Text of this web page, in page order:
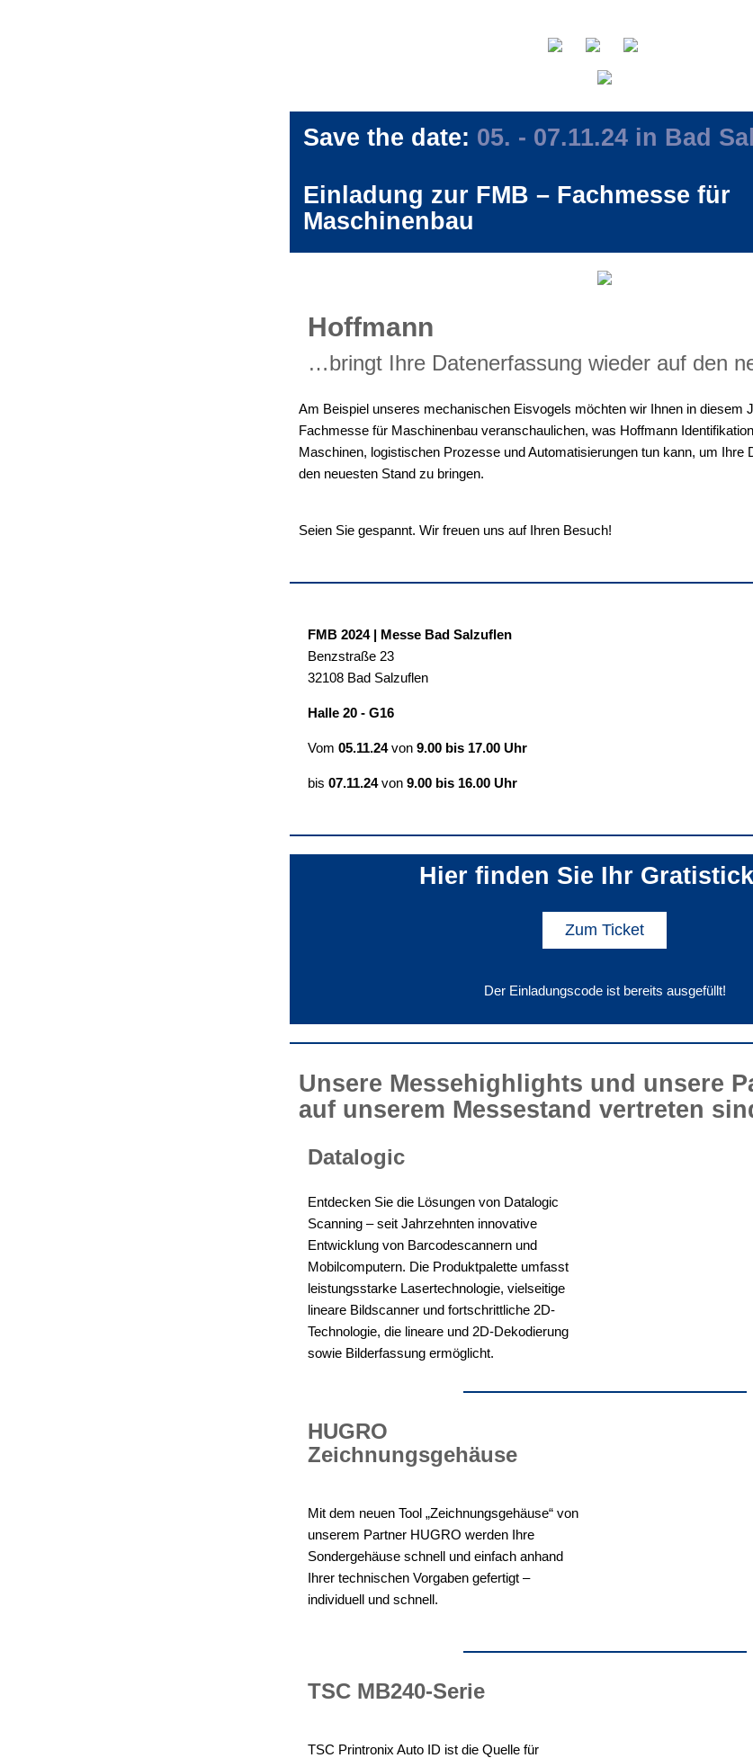
Save the date: 05. - 07.11.24 in Bad
Einladung zur FMB – Fachmesse für
Maschinenbau
Hoffmann
…bringt Ihre Datenerfassung wieder auf den
Am Beispiel unseres mechanischen Eisvogels möchten wir Ihnen in diesem
Fachmesse für Maschinenbau veranschaulichen, was Hoffmann
Maschinen, logistischen Prozesse und Automatisierungen tun kann, um Ihre
den neuesten Stand zu bringen.
Seien Sie gespannt. Wir freuen uns auf Ihren Besuch!
FMB 2024 | Messe Bad Salzuflen
Benzstraße 23
32108 Bad Salzuflen
Halle 20 - G16
Vom 05.11.24von 9.00 bis 17.00 Uhr
bis 07.11.24von 9.00 bis 16.00 Uhr
Hier finden Sie Ihr
Zum Ticket
Der Einladungscode ist bereits ausgefüllt!
Unsere Messehighlights und unsere
auf unserem Messestand vertreten
Datalogic
Entdecken Sie die Lösungen von Datalogic
Scanning – seit Jahrzehnten innovative
Entwicklung von Barcodescannern und
Mobilcomputern. Die Produktpalette umfasst
leistungsstarke Lasertechnologie, vielseitige
lineare Bildscanner und fortschrittliche 2D-
Technologie, die lineare und 2D-Dekodierung
sowie Bilderfassung ermöglicht.
HUGRO
Zeichnungsgehäuse
Mit dem neuen Tool „Zeichnungsgehäuse“ von
unserem Partner HUGRO werden Ihre
Sondergehäuse schnell und einfach anhand
Ihrer technischen Vorgaben gefertigt –
individuell und schnell.
TSC MB240-Serie
TSC Printronix Auto ID ist die Quelle für